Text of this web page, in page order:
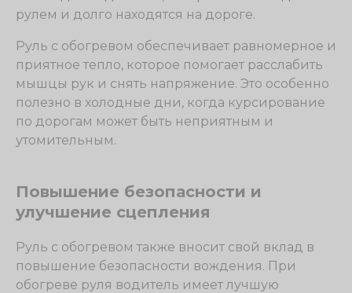
рулем и долго находятся на дороге.
Руль с обогревом обеспечивает равномерное и
приятное тепло, которое помогает расслабить
мышцы рук и снять напряжение. Это особенно
полезно в холодные дни, когда курсирование
по дорогам может быть неприятным и
утомительным.
Повышение безопасности и
улучшение сцепления
Руль с обогревом также вносит свой вклад в
повышение безопасности вождения. При
обогреве руля водитель имеет лучшую